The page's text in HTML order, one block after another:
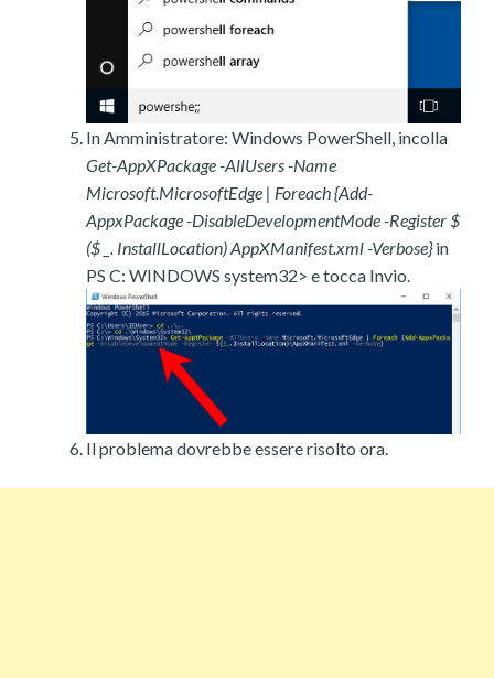
In Amministratore: Windows PowerShell, incolla
Get-AppXPackage -AllUsers -Name
Microsoft.MicrosoftEdge | Foreach {Add-
AppxPackage -DisableDevelopmentMode -Register $
($ _. InstallLocation) AppXManifest.xml -Verbose}in
PS C: WINDOWS system32> e tocca Invio.
Il problema dovrebbe essere risolto ora.